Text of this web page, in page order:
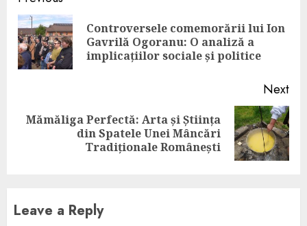
ReadingControversele comemorării lui Ion
Gavrilă Ogoranu: O analiză a
implicațiilor sociale și politice
Next
Next
Mămăliga Perfectă: Arta și Știința
din Spatele Unei Mâncări
Tradiționale Românești
Leave a Reply